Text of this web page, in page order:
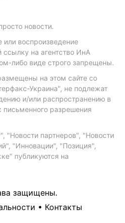
новости.
или воспроизведение
на агентство ИнА
либо виде строго запрещены.
на этом сайте со
Украина", не подлежат
и/или распространению в
разрешения
"Новости партнеров", "Новости
"Инновации", "Позиция",
публикуются на
защищены.
• Контакты